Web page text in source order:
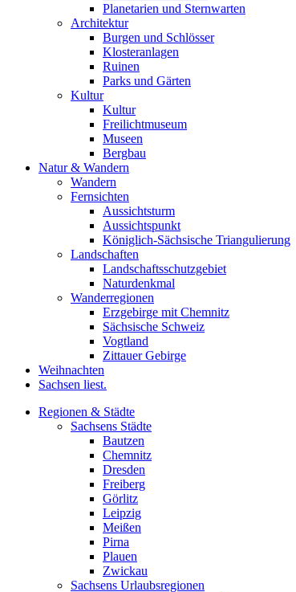
Planetarien und Sternwarten
Architektur
Burgen und Schlösser
Klosteranlagen
Ruinen
Parks und Gärten
Kultur
Kultur
Freilichtmuseum
Museen
Bergbau
Natur & Wandern
Wandern
Fernsichten
Aussichtsturm
Aussichtspunkt
Königlich-Sächsische Triangulierung
Landschaften
Landschaftsschutzgebiet
Naturdenkmal
Wanderregionen
Erzgebirge mit Chemnitz
Sächsische Schweiz
Vogtland
Zittauer Gebirge
Weihnachten
Sachsen liest.
Regionen & Städte
Sachsens Städte
Bautzen
Chemnitz
Dresden
Freiberg
Görlitz
Leipzig
Meißen
Pirna
Plauen
Zwickau
Sachsens Urlaubsregionen